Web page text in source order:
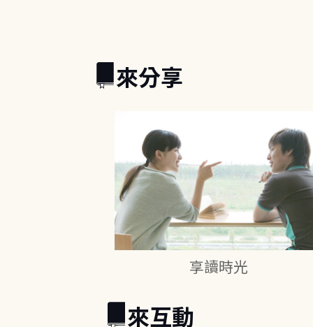
來分享
享讀時光
來互動